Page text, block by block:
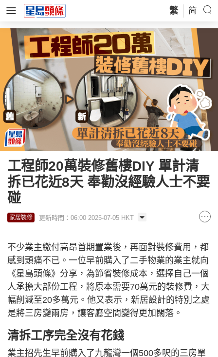
繁 简
工程師20萬裝修舊樓DIY 單計清
拆已花近8天 奉勸沒經驗人士不要
碰
家居裝修 更新時間：06:00 2025-07-05 HKT
不少業主繳付高昂首期置業後，再面對裝修費用，都
感到頭痛不已。一位早前購入了二手物業的業主就向
《星島頭條》分享，為節省裝修成本，選擇自己一個
人承擔大部份工程，將原本需要70萬元的裝修費，大
幅削減至20多萬元。他又表示，新居設計的特別之處
是將三房變兩房，讓客廳空間變得更加闊落。
清拆工序完全沒有花錢
業主招先生早前購入了九龍灣一個500多呎的三房單